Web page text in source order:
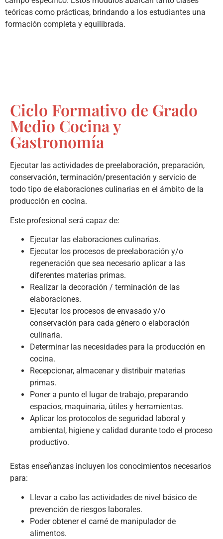
teóricas como prácticas, brindando a los estudiantes una
formación completa y equilibrada.
Ciclo Formativo de Grado
Medio Cocina y
Gastronomía
Ejecutar las actividades de preelaboración, preparación,
conservación, terminación/presentación y servicio de
todo tipo de elaboraciones culinarias en el ámbito de la
producción en cocina.
Este profesional será capaz de:
Ejecutar las elaboraciones culinarias.
Ejecutar los procesos de preelaboración y/o
regeneración que sea necesario aplicar a las
diferentes materias primas.
Realizar la decoración / terminación de las
elaboraciones.
Ejecutar los procesos de envasado y/o
conservación para cada género o elaboración
culinaria.
Determinar las necesidades para la producción en
cocina.
Recepcionar, almacenar y distribuir materias
primas.
Poner a punto el lugar de trabajo, preparando
espacios, maquinaria, útiles y herramientas.
Aplicar los protocolos de seguridad laboral y
ambiental, higiene y calidad durante todo el proceso
productivo.
Estas enseñanzas incluyen los conocimientos necesarios
para:
Llevar a cabo las actividades de nivel básico de
prevención de riesgos laborales.
Poder obtener el carné de manipulador de
alimentos.